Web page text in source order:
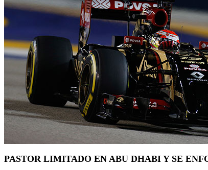
PASTOR LIMITADO EN ABU DHABI Y SE